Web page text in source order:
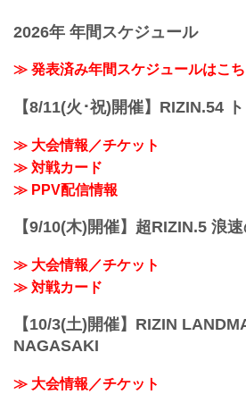
スダリオ剛4
ジョン・ドッド
所英男3
RIZIN vs.
（LOSE）ホベ
AJ・マッキー（
3R 判定 （0-3）
≫ 試合結果詳細
2026年 年間スケジュール
≫ 発表済み年間スケジュールはこち
【8/11(火･祝)開催】RIZIN.54
≫ 大会情報／チケット
≫ 対戦カード
≫ PPV配信情報
【9/10(木)開催】超RIZIN.5 浪
≫ 大会情報／チケット
≫ 対戦カード
【10/3(土)開催】RIZIN
NAGASAKI
≫ 大会情報／チケット